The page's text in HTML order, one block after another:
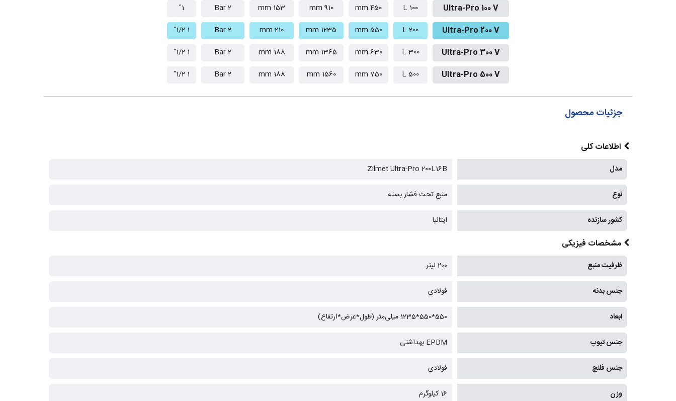
Ultra-Pro 100 V
100 L
450 mm
910 mm
153 mm
2 Bar
1"
Ultra-Pro 200 V
200 L
550 mm
1235 mm
210 mm
2 Bar
1 1/2"
Ultra-Pro 300 V
300 L
630 mm
1365 mm
188 mm
2 Bar
1 1/2"
Ultra-Pro 500 V
500 L
750 mm
1560 mm
188 mm
2 Bar
1 1/2"
جزئیات محصول
اطلاعات کلی
مدل Zilmet Ultra-Pro 200L16B
نوع منبع تحت فشار بسته
کشور سازنده ایتالیا
مشخصات فیزیکی
ظرفیت منبع 200 لیتر
جنس بدنه فولادی
ابعاد 550*550*1235 میلی‌متر (طول*عرض*ارتفاع)
جنس تیوپ EPDM بهداشتی
جنس فلنچ فولادی
وزن 16 کیلوگرم